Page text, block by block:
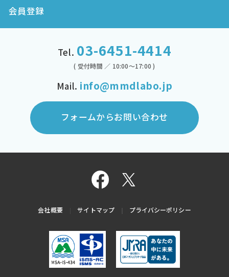
会員登録
Tel. 03-6451-4414
( 受付時間 ／ 10:00～17:00 )
Mail. info@mmdlabo.jp
フォームからお問い合わせ
会社概要 サイトマップ プライバシーポリシー